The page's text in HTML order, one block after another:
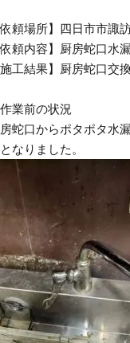
依頼場所】四日市市諏
依頼内容】厨房蛇口水
施工結果】厨房蛇口交
業前の状況
蛇口からポタポタ水
なりました。